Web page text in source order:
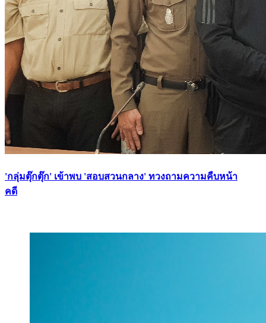
'กลุ่มตุ๊กตุ๊ก' เข้าพบ 'สอบสวนกลาง' ทวงถามความคืบหน้า
คดี